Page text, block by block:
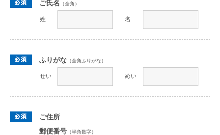
ご氏名 （全角）
姓 名
ふりがな （全角ふりがな）
せい めい
ご住所
郵便番号 （半角数字）